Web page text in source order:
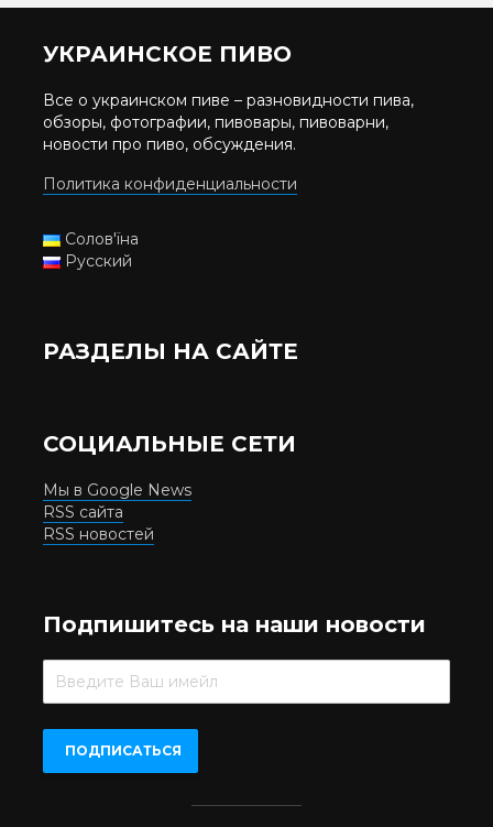
УКРАИНСКОЕ ПИВО
Все о украинском пиве – разновидности пива,
обзоры, фотографии, пивовары, пивоварни,
новости про пиво, обсуждения.
Политика конфиденциальности
Солов'їна
Русский
РАЗДЕЛЫ НА САЙТЕ
СОЦИАЛЬНЫЕ СЕТИ
Мы в Google News
RSS сайта
RSS новостей
Подпишитесь на наши новости